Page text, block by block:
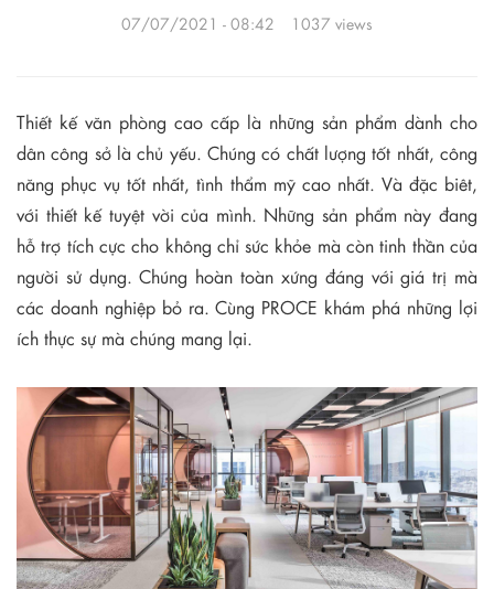
07/07/2021 - 08:42 1037 views
Thiết kế văn phòng cao cấp là những sản phẩm dành cho
dân công sở là chủ yếu. Chúng có chất lượng tốt nhất, công
năng phục vụ tốt nhất, tình thẩm mỹ cao nhất. Và đặc biêt,
với thiết kế tuyệt vời của mình. Những sản phẩm này đang
hỗ trợ tích cực cho không chỉ sức khỏe mà còn tinh thần của
người sử dụng. Chúng hoàn toàn xứng đáng với giá trị mà
các doanh nghiệp bỏ ra. Cùng PROCE khám phá những lợi
ích thực sự mà chúng mang lại.